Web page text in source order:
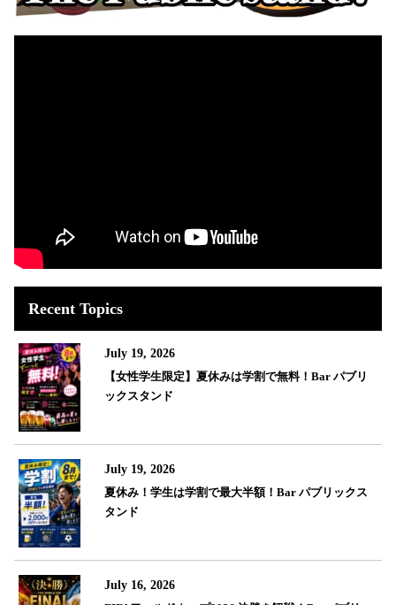
Recent Topics
July 19, 2026
【女性学生限定】夏休みは学割で無料！Bar パブリ
ックスタンド
July 19, 2026
夏休み！学生は学割で最大半額！Bar パブリックス
タンド
July 16, 2026